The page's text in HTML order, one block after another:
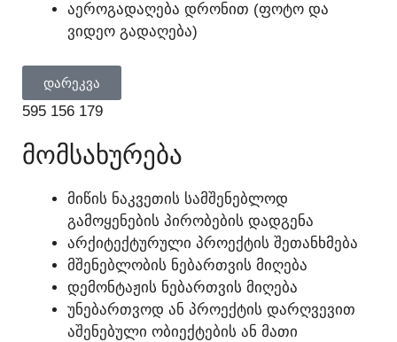
ᲐᲔᲠᲝᲒᲐᲓᲐᲦᲔᲑᲐ ᲓᲠᲝᲜᲘᲗ (ᲤᲝᲢᲝ ᲓᲐ
ᲕᲘᲓᲔᲝ ᲒᲐᲓᲐᲦᲔᲑᲐ)
ᲓᲐᲠᲔᲙᲕᲐ
595 156 179
ᲛᲝᲛᲡᲐᲮᲣᲠᲔᲑᲐ
ᲛᲘᲬᲘᲡ ᲜᲐᲙᲕᲔᲗᲘᲡ ᲡᲐᲛᲨᲔᲜᲔᲑᲚᲝᲓ
ᲒᲐᲛᲝᲧᲔᲜᲔᲑᲘᲡ ᲞᲘᲠᲝᲑᲔᲑᲘᲡ ᲓᲐᲓᲒᲔᲜᲐ
ᲐᲠᲥᲘᲢᲔᲥᲢᲣᲠᲣᲚᲘ ᲞᲠᲝᲔᲥᲢᲘᲡ ᲨᲔᲗᲐᲜᲮᲛᲔᲑᲐ
ᲛᲨᲔᲜᲔᲑᲚᲝᲑᲘᲡ ᲜᲔᲑᲐᲠᲗᲕᲘᲡ ᲛᲘᲦᲔᲑᲐ
ᲓᲔᲛᲝᲜᲢᲐᲟᲘᲡ ᲜᲔᲑᲐᲠᲗᲕᲘᲡ ᲛᲘᲦᲔᲑᲐ
ᲣᲜᲔᲑᲐᲠᲗᲕᲝᲓ ᲐᲜ ᲞᲠᲝᲔᲥᲢᲘᲡ ᲓᲐᲠᲦᲕᲔᲕᲘᲗ
ᲐᲨᲔᲜᲔᲑᲣᲚᲘ ᲝᲑᲘᲔᲥᲢᲔᲑᲘᲡ ᲐᲜ ᲛᲐᲗᲘ